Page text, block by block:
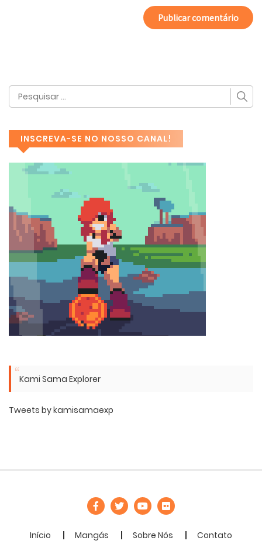
INSCREVA-SE NO NOSSO CANAL!
Kami Sama Explorer
Tweets by kamisamaexp
Início Mangás Sobre Nós Contato